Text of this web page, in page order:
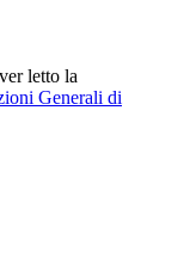
letto la
Generali di